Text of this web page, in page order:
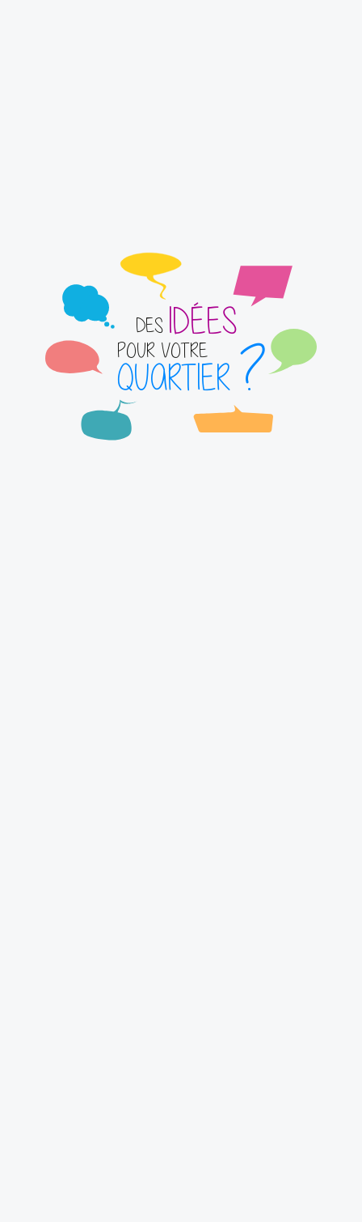
POUR VOTRE
IDÉES
QUARTIER ?
DES